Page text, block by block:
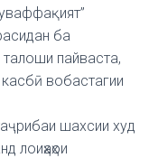
ба
пайваста,
вобастагии
шахсии худ
лоиҳаҳои